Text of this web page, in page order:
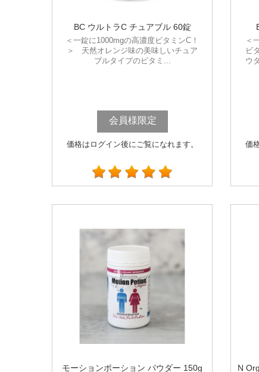
BC ウルトラC チュアブル 60錠
＜一錠に1000mgの高濃度ビタミンC！
＞ 天然オレンジ味の美味しいチュア
ブルタイプのビタミ...
会員様限定
価格はログイン後にご覧になれます。
＜
ビ
ウ
価
モーションポーション パウダー 150g N